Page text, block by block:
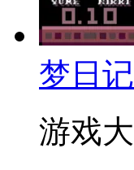
梦日
游戏